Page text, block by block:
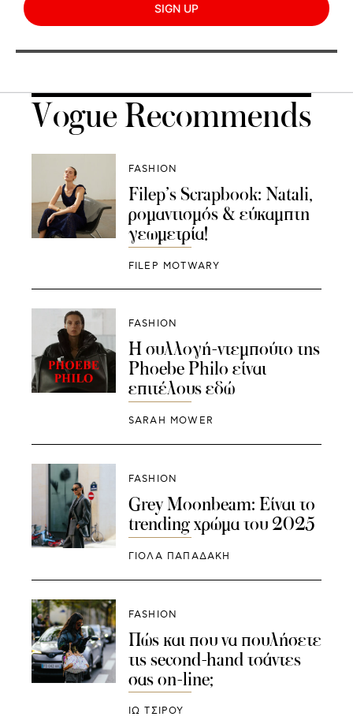
SIGN UP
Vogue Recommends
FASHION
Filep’s Scrapbook: Natali,
ρομαντισμός & εύκαμπτη
γεωμετρία!
FILEP MOTWARY
FASHION
Η συλλογή-ντεμπούτο της
Phoebe Philo είναι
επιτέλους εδώ
SARAH MOWER
FASHION
Grey Moonbeam: Είναι το
trending χρώμα του 2025
ΓΙΌΛΑ ΠΑΠΑΔΆΚΗ
FASHION
Πώς και που να πουλήσετε
τις second-hand τσάντες
σας on-line;
ΙΩ ΤΣΙΡΟΥ